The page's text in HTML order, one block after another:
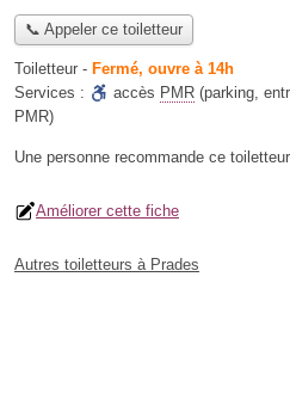
📞 Appeler ce toiletteur
Toiletteur - Fermé, ouvre à 14h
Services :
accès PMR (parking,
PMR)
Une personne recommande ce
Améliorer cette fiche
Autres toiletteurs à Prades